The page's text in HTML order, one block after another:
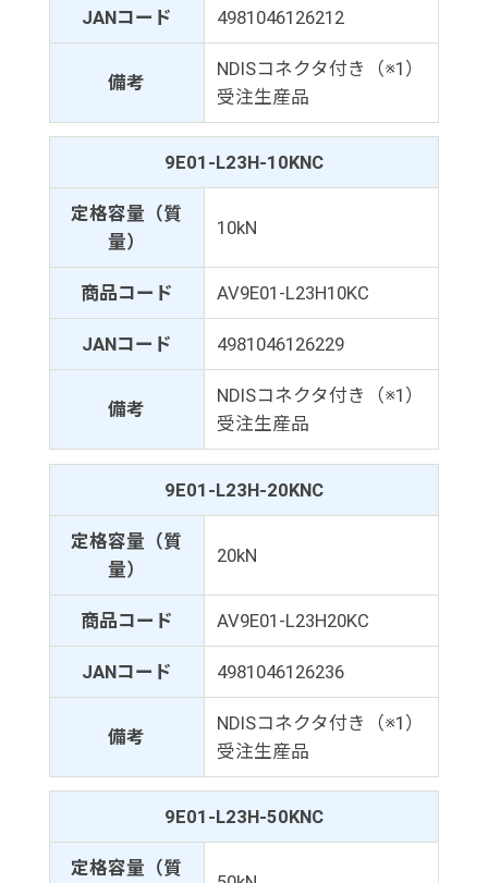
JANコード 4981046126212
備考
NDISコネクタ付き（※1）
受注生産品
9E01-L23H-10KNC
定格容量（質
量）
10kN
商品コード AV9E01-L23H10KC
JANコード 4981046126229
備考
NDISコネクタ付き（※1）
受注生産品
9E01-L23H-20KNC
定格容量（質
量）
20kN
商品コード AV9E01-L23H20KC
JANコード 4981046126236
備考
NDISコネクタ付き（※1）
受注生産品
9E01-L23H-50KNC
定格容量（質